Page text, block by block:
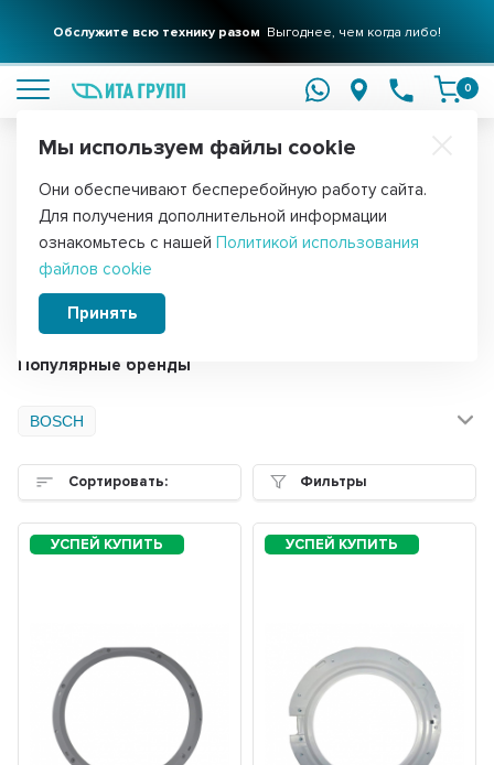
Обслужите всю технику разом Выгоднее, чем когда либо!
0
Главная Запчасти для стиральных машин
Обрамления люка для стиральных
машин
Популярные бренды
BOSCH
Сортировать: Фильтры
Мы используем файлы cookie
Они обеспечивают бесперебойную работу сайта.
Для получения дополнительной информации
ознакомьтесь с нашей Политикой использования
файлов cookie
Принять